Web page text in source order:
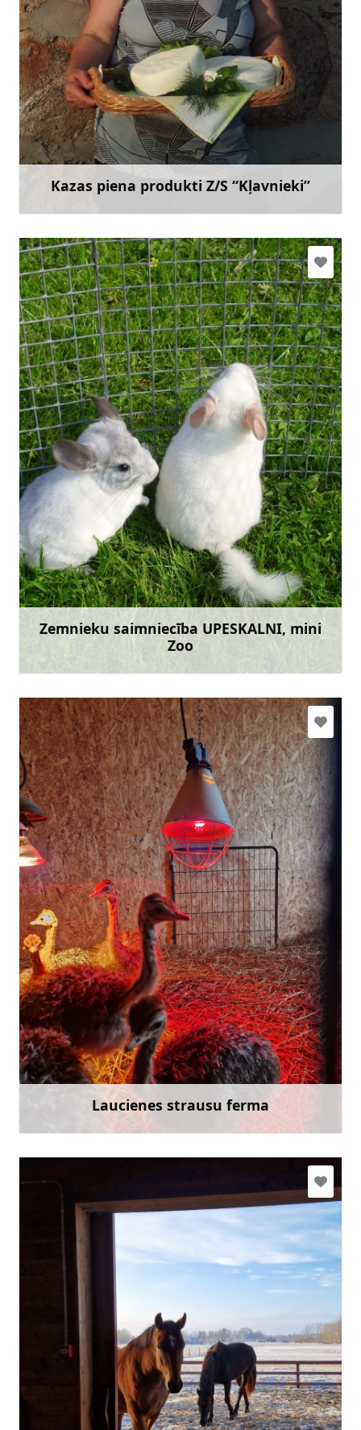
Kazas piena produkti Z/S “Kļavnieki”
klavnieki@gmail.com
+371 26486248
Doties
Zemnieku saimniecība UPESKALNI, mini
Zoo
upeskalni@inbox.lv
+371 29154018
Doties
Uzzināt vairāk
Laucienes strausu ferma
+371 28721388
Doties
Uzzināt vairāk